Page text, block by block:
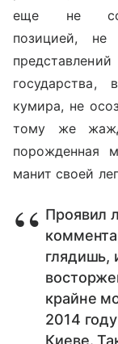
еще не
позицией,
кумира, не
тому же
порожденная
манит своей
Проявил
глядишь,
крайне
2014
Киеве.